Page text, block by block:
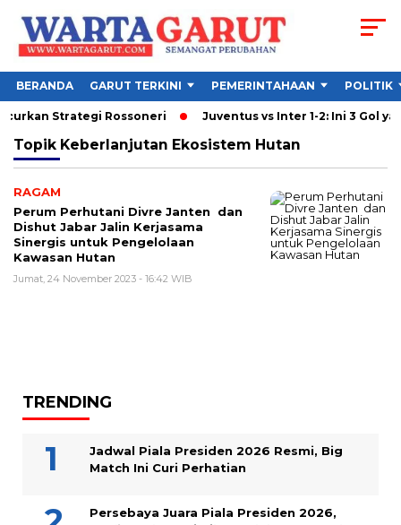
BERANDA GARUT TERKINI PEMERINTAHAAN POLITIK
Strategi Rossoneri Juventus vs Inter 1-2: Ini 3 Gol
Topik Keberlanjutan Ekosistem Hutan
RAGAM
Perum Perhutani Divre Janten dan
Dishut Jabar Jalin Kerjasama
Sinergis untuk Pengelolaan
Kawasan Hutan
Jumat, 24 November 2023 - 16:42 WIB
TRENDING
Jadwal Piala Presiden 2026 Resmi, Big
Match Ini Curi Perhatian
Persebaya Juara Piala Presiden 2026,